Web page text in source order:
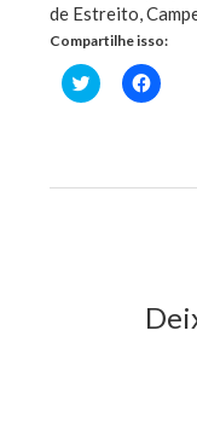
de Estreito,
Compartilhe isso:
Clique
para
janela)
Clique
para